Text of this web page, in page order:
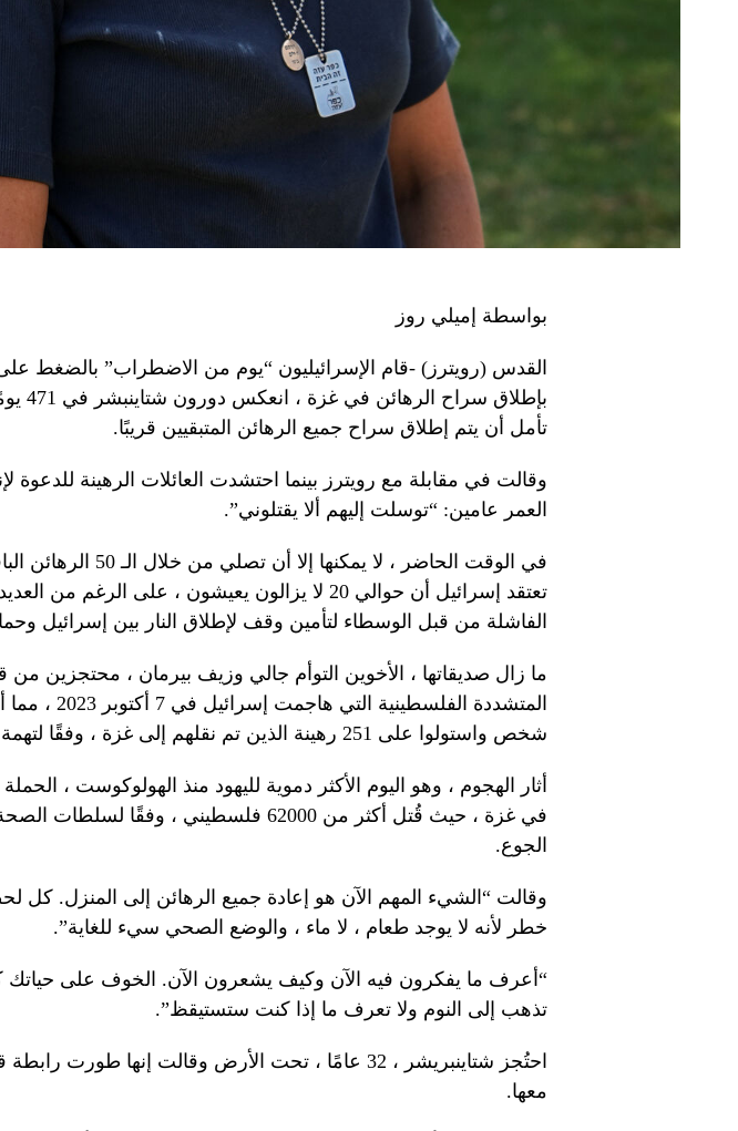
بواسطة إميلي روز
القدس (رويترز) -قام الإسرائيليون “يوم من الاضطراب” بالضغط
تأمل أن يتم إطلاق سراح جميع الرهائن المتبقيين قريبًا.
وقالت في مقابلة مع رويترز بينما احتشدت العائلات الرهينة للدعوة
العمر عامين: “توسلت إليهم ألا يقتلوني”.
في الوقت الحاضر ، لا يمكنها
تعتقد إسرائيل أن حوالي 20 لا يزالون يعيشون ، على الرغم
الفاشلة من قبل الوسطاء لتأمين وقف لإطلاق النار بين إسرائيل
ما زال صديقاتها ، الأخوين التوأم جالي وزيف بيرمان ، محتجزين من
شخص واستولوا على 251 رهينة الذين تم نقلهم إلى غزة ، وفقًا لتهمة إسرائيل.
أثار الهجوم ، وهو اليوم الأكثر دموية لليهود منذ الهولوكوست ،
في غزة ، حيث قُتل أكثر من 62000 فلسطيني ،
الجوع.
وقالت “الشيء المهم الآن هو إعادة جميع الرهائن إلى المنزل. كل
خطر لأنه لا يوجد طعام ، لا ماء ، والوضع الصحي سيء للغاية”.
“أعرف ما يفكرون فيه الآن وكيف يشعرون الآن. الخوف على
تذهب إلى النوم ولا تعرف ما إذا كنت ستستيقظ”.
احتُجز شتاينبريشر ، 32 عامًا ، تحت الأرض وقالت إنها
معها.